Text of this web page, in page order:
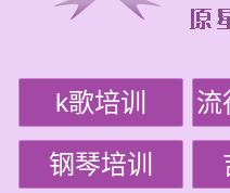
k歌培训 流
钢琴培训